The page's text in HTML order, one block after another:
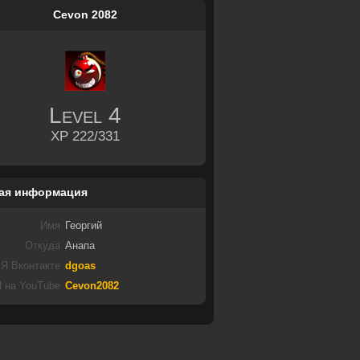
Cevon 2082
Level 4
XP 222/331
информация
Имя
Георгий
Откуда Анапа
Я Вконтакте dgoas
на YouTube Cevon2082